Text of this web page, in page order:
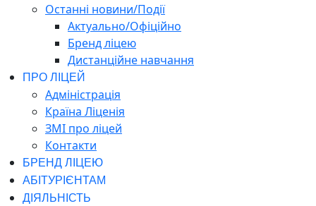
Останні новини/Події
Актуально/Офіційно
Бренд ліцею
Дистанційне навчання
ПРО ЛІЦЕЙ
Адміністрація
Країна Ліценія
ЗМІ про ліцей
Контакти
БРЕНД ЛІЦЕЮ
АБІТУРІЄНТАМ
ДІЯЛЬНІСТЬ